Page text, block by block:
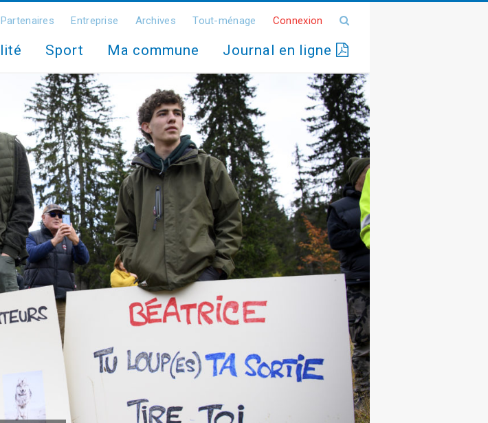
Partenaires Entreprise Archives Tout-ménage Connexion
Sport Ma commune Journal en ligne